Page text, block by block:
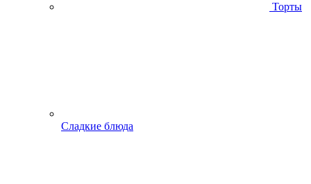
Торты
Сладкие блюда